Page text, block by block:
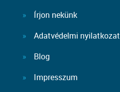
Írjon nekünk
Adatvédelmi nyilatkozat
Blog
Impresszum